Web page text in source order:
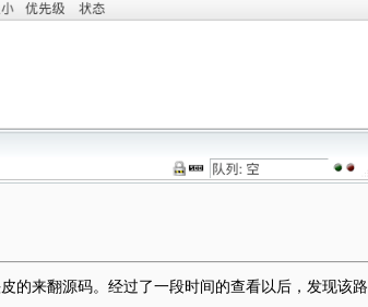
的来翻源码。经过了一段时间的查看以后，发现该路